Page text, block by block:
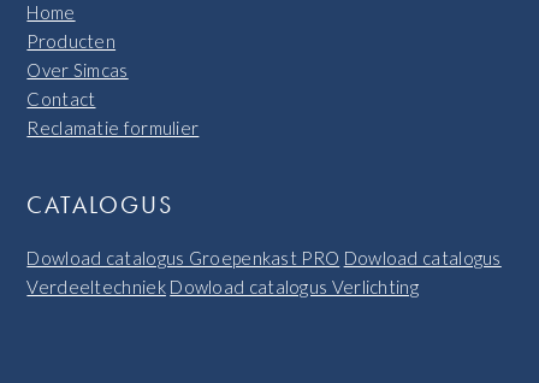
Home
Producten
Over Simcas
Contact
Reclamatie formulier
CATALOGUS
Dowload catalogus Groepenkast PRO Dowload catalogus
Verdeeltechniek Dowload catalogus Verlichting